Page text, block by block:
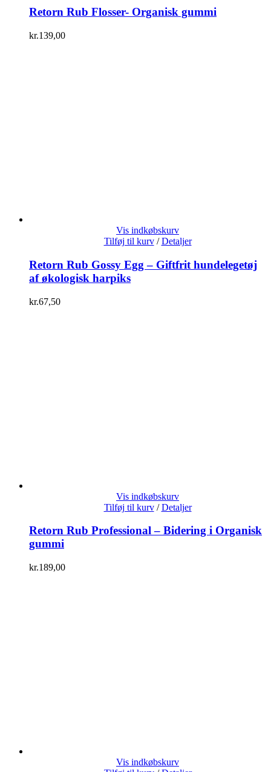
Retorn Rub Flosser- Organisk gummi
kr.139,00
Vis indkøbskurv
Tilføj til kurv / Detaljer
Retorn Rub Gossy Egg – Giftfrit hundelegetøj
af økologisk harpiks
kr.67,50
Vis indkøbskurv
Tilføj til kurv / Detaljer
Retorn Rub Professional – Bidering i Organisk
gummi
kr.189,00
Vis indkøbskurv